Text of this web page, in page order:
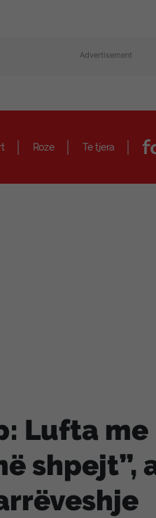
Advertisement
Roze Te tjera
Lufta
shpejt”,